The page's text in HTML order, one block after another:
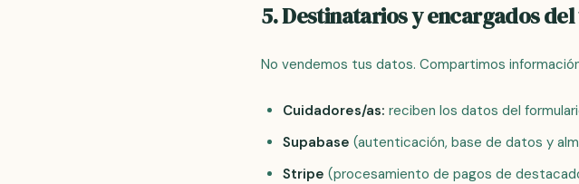
5. Destinatarios y encargados
No vendemos tus datos. Compartimos
Cuidadores/as: reciben los datos del
Supabase (autenticación, base de datos y
Stripe (procesamiento de pagos de